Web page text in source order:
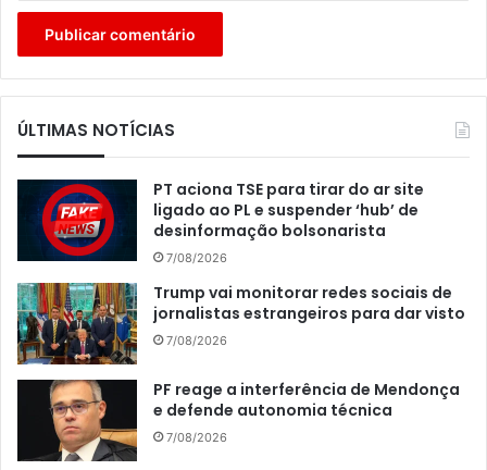
ÚLTIMAS NOTÍCIAS
PT aciona TSE para tirar do ar site
ligado ao PL e suspender ‘hub’ de
desinformação bolsonarista
7/08/2026
Trump vai monitorar redes sociais de
jornalistas estrangeiros para dar visto
7/08/2026
PF reage a interferência de Mendonça
e defende autonomia técnica
7/08/2026